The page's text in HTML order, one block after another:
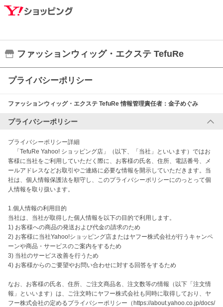
ファッションウィッグ・エクステ TefuRe
プライバシーポリシー
ファッションウィッグ・エクステ TefuRe情報管理責任者： 金子めぐみ
プライバシーポリシー
プライバシーポリシー詳細
「TefuRe Yahoo! ショッピング店」（以下、「当社」といいます）ではお
客様に当社をご利用していただく際に、お客様の氏名、住所、電話番号、メ
ールアドレスなどお取引やご連絡に必要な情報を開示していただきます。当
社は、個人情報保護法を順守し、このプライバシーポリシーにのっとって個
人情報を取り扱います。
1.個人情報の利用目的
当社は、当社が取得した個人情報を以下の目的で利用します。
1) お客様への商品の発送および代金の請求のため
2) お客様に当社Yahoo!ショッピング店またはヤフー株式会社が行うキャンペ
ーンや商品・サービスのご案内をするため
3) 当社のサービス改善を行うため
4) お客様からのご要望やお問い合わせに対する回答をするため
なお、お客様の氏名、住所、ご注文商品名、注文数等の情報（以下「注文情
報」といいます）は、ご注文時にヤフー株式会社も同時に取得しており、ヤ
フー株式会社の定めるプライバシーポリシー（https://about.yahoo.co.jp/docs/